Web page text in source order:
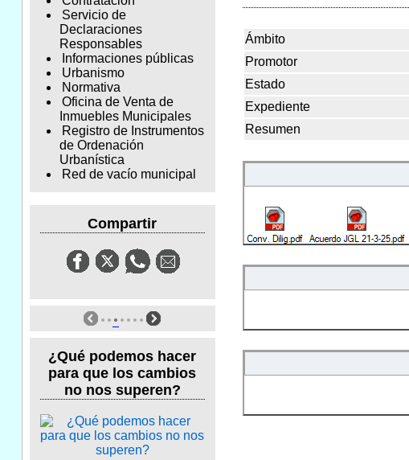
Servicio de
Declaraciones
Responsables
Informaciones públicas
Urbanismo
Normativa
Oficina de Venta de
Inmuebles Municipales
Registro de Instrumentos
de Ordenación
Urbanística
Red de vacío municipal
Compartir
¿Qué podemos hacer
para que los cambios
no nos superen?
Ámbito
Promotor
Estado
Expediente
Resumen